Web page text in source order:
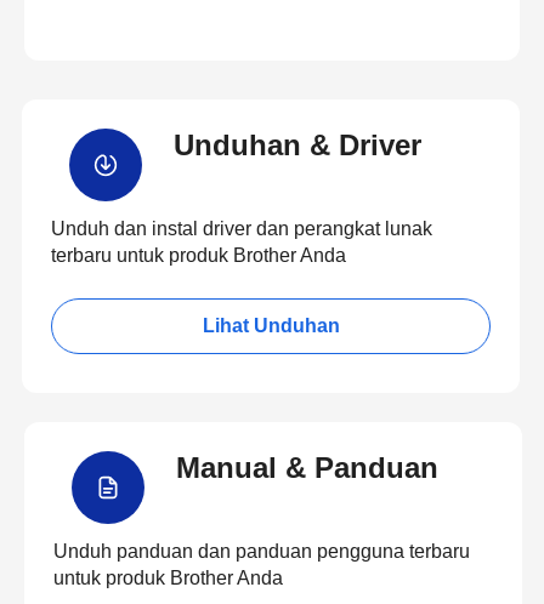
Unduhan & Driver
Unduh dan instal driver dan perangkat lunak
terbaru untuk produk Brother Anda
Lihat Unduhan
Manual & Panduan
Unduh panduan dan panduan pengguna terbaru
untuk produk Brother Anda